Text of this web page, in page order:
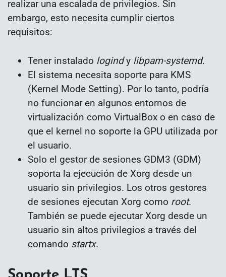
realizar una escalada de privilegios. Sin
embargo, esto necesita cumplir ciertos
requisitos:
Tener instalado logindy libpam-systemd.
El sistema necesita soporte para KMS
(Kernel Mode Setting). Por lo tanto, podría
no funcionar en algunos entornos de
virtualización como VirtualBox o en caso de
que el kernel no soporte la GPU utilizada por
el usuario.
Solo el gestor de sesiones GDM3 (GDM)
soporta la ejecución de Xorg desde un
usuario sin privilegios. Los otros gestores
de sesiones ejecutan Xorg como root.
También se puede ejecutar Xorg desde un
usuario sin altos privilegios a través del
comando startx.